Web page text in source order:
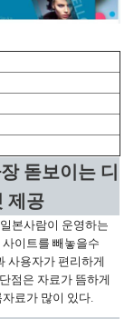
돋보이는 디
제공
본사람이 운영하는
사이트를 빼놓을수
사용자가 편리하게
점은 자료가 뜸하게
료가 많이 있다.